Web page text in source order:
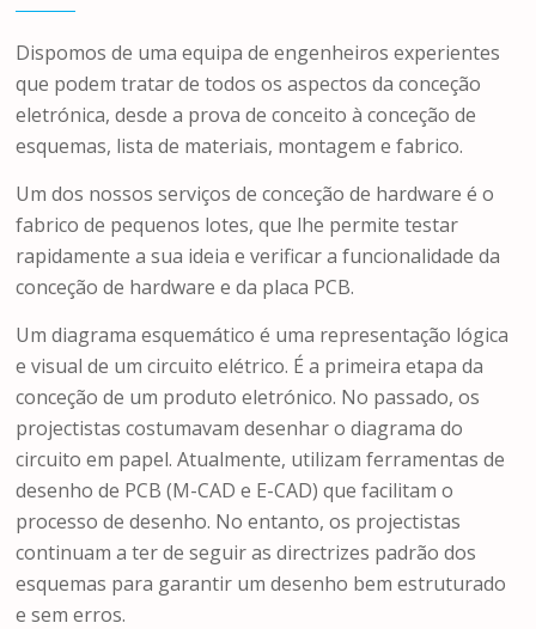
Dispomos de uma equipa de engenheiros experientes
que podem tratar de todos os aspectos da conceção
eletrónica, desde a prova de conceito à conceção de
esquemas, lista de materiais, montagem e fabrico.
Um dos nossos serviços de conceção de hardware é o
fabrico de pequenos lotes, que lhe permite testar
rapidamente a sua ideia e verificar a funcionalidade da
conceção de hardware e da placa PCB.
Um diagrama esquemático é uma representação lógica
e visual de um circuito elétrico. É a primeira etapa da
conceção de um produto eletrónico. No passado, os
projectistas costumavam desenhar o diagrama do
circuito em papel. Atualmente, utilizam ferramentas de
desenho de PCB (M-CAD e E-CAD) que facilitam o
processo de desenho. No entanto, os projectistas
continuam a ter de seguir as directrizes padrão dos
esquemas para garantir um desenho bem estruturado
e sem erros.